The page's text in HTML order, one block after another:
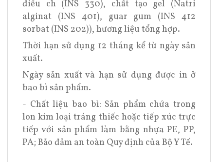
điều ch (INS 330), chất tạo gel (Natri
alginat (INS 401), guar gum (INS 412
sorbat (INS 202)), hương liệu tổng hợp.
Thời hạn sử dụng 12 tháng kể từ ngày sản
xuất.
Ngày sản xuất và hạn sử dụng được in ở
bao bì sản phẩm.
- Chất liệu bao bì: Sản phẩm chứa trong
lon kim loại tráng thiếc hoặc tiếp xúc trực
tiếp với sản phẩm làm bằng nhựa PE, PP,
PA; Bảo đảm an toàn Quy định của Bộ Y Tế.